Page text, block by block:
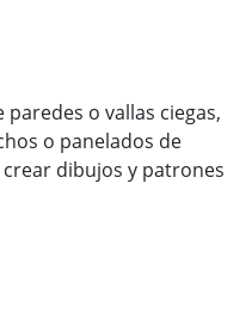
o vallas ciegas,
o panelados de
dibujos y patrones